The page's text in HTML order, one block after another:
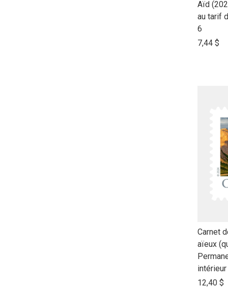
link
to
open
product
Aïd
au tarif
6
7,44 $
link
to
open
product
name
Carnet
aïeux
intérieur
12,40 $